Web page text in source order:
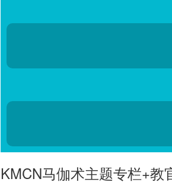
KMCN马伽术主题专栏+教